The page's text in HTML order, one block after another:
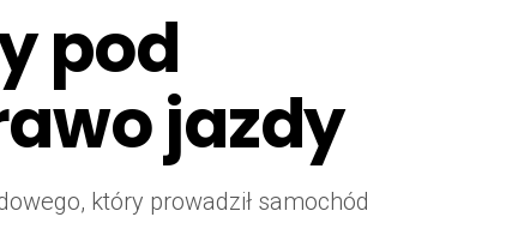
pod
jazdy
który prowadził samochód